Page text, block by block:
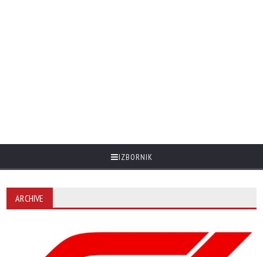
IZBORNIK
ARCHIVE